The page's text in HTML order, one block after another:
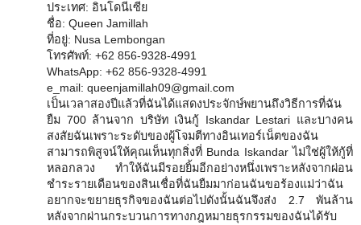
ประเทศ: อินโดนีเซีย
ชื่อ: Queen Jamillah
ที่อยู่: Nusa Lembongan
โทรศัพท์: +62 856-9328-4991
WhatsApp: +62 856-9328-4991
e_mail: queenjamillah09@gmail.com
เป็นเวลาสองปีแล้วที่ฉันได้แสดงประจักษ์พยานถึงวิธีการที่ฉัน
ยืม 700 ล้านจาก บริษัท เงินกู้ Iskandar Lestari และบางคน
สงสัยฉันเพราะระดับของผู้โจมตีทางอินเทอร์เน็ตของฉัน
สามารถพิสูจน์ให้คุณเห็นทุกสิ่งที่ Bunda Iskandar ไม่ใช่ผู้ให้กู้ที่
หลอกลวง ทำให้ฉันมีรอยยิ้มอีกอย่างหนึ่งเพราะหลังจากผ่อน
ชำระรายเดือนของสินเชื่อที่ฉันยืมมาก่อนฉันขอร้องแม่ว่าฉัน
อยากจะขยายธุรกิจของฉันต่อไปดังนั้นฉันจึงส่ง 2.7 พันล้าน
หลังจากผ่านกระบวนการทางกฎหมายธุรกรรมของฉันได้รับ